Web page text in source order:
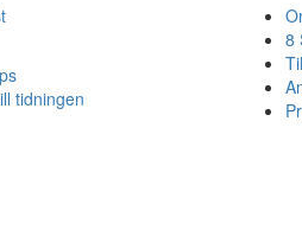
tidningen
8